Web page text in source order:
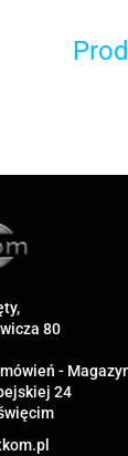
80
-
24